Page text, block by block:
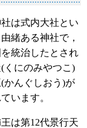
は式内大社とい
緒ある神社で，
統治したとされ
くにのみやつこ)
かんぐしおう)が
います。
は第12代景行天